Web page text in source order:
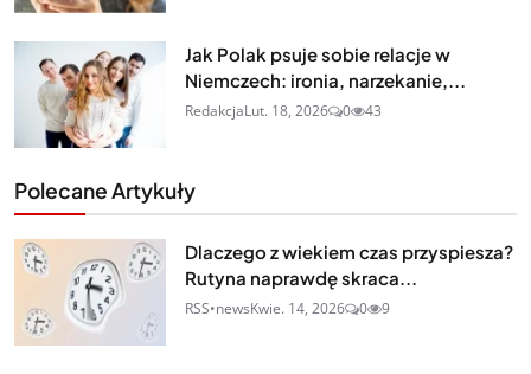
Jak Polak psuje sobie relacje w
Niemczech: ironia, narzekanie,...
RedakcjaLut. 18, 2026 0 43
Polecane Artykuły
Dlaczego z wiekiem czas przyspiesza?
Rutyna naprawdę skraca...
RSS•newsKwie. 14, 2026 0 9